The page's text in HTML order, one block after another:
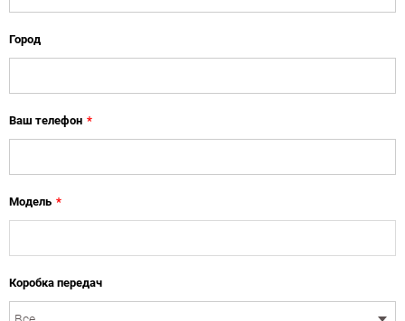
Город
Ваш телефон *
Модель *
Коробка передач